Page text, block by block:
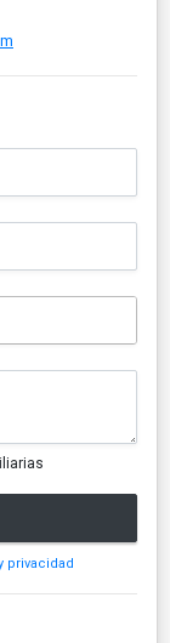
privacidad